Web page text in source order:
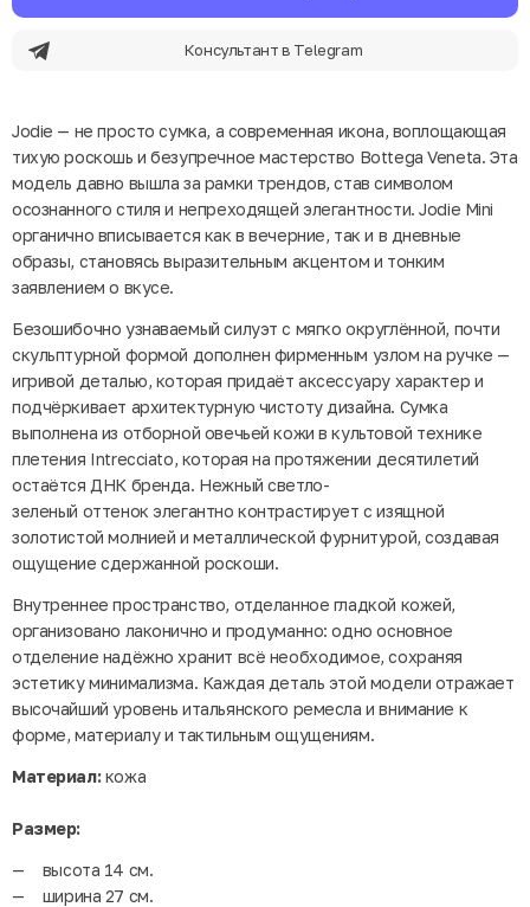
Консультант в Telegram
Jodie — не просто сумка, а современная икона, воплощающая
тихую роскошь и безупречное мастерство Bottega Veneta. Эта
модель давно вышла за рамки трендов, став символом
осознанного стиля и непреходящей элегантности. Jodie Mini
органично вписывается как в вечерние, так и в дневные
образы, становясь выразительным акцентом и тонким
заявлением о вкусе.
Безошибочно узнаваемый силуэт с мягко округлённой, почти
скульптурной формой дополнен фирменным узлом на ручке —
игривой деталью, которая придаёт аксессуару характер и
подчёркивает архитектурную чистоту дизайна. Сумка
выполнена из отборной овечьей кожи в культовой технике
плетения Intrecciato, которая на протяжении десятилетий
остаётся ДНК бренда. Нежный светло-
зеленый оттенок элегантно контрастирует с изящной
золотистой молнией и металлической фурнитурой, создавая
ощущение сдержанной роскоши.
Внутреннее пространство, отделанное гладкой кожей,
организовано лаконично и продуманно: одно основное
отделение надёжно хранит всё необходимое, сохраняя
эстетику минимализма. Каждая деталь этой модели отражает
высочайший уровень итальянского ремесла и внимание к
форме, материалу и тактильным ощущениям.
Материал:кожа
Размер:
высота 14 см.
ширина 27 см.